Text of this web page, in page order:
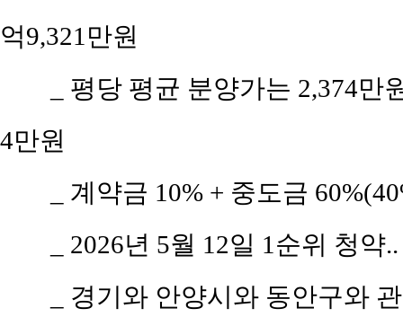
억9,321만원
_ 평당 평균 분양가는 2,374
4만원
_ 계약금 10% + 중도금
_ 2026년 5월 12일 1순위 청
_ 경기와 안양시와 동안구와